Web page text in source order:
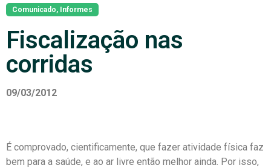
Comunicado, Informes
Fiscalização nas
corridas
09/03/2012
É comprovado, cientificamente, que fazer atividade física faz
bem para a saúde, e ao ar livre então melhor ainda. Por isso,